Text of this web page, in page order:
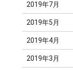
2019年7月
2019年5月
2019年4月
2019年3月